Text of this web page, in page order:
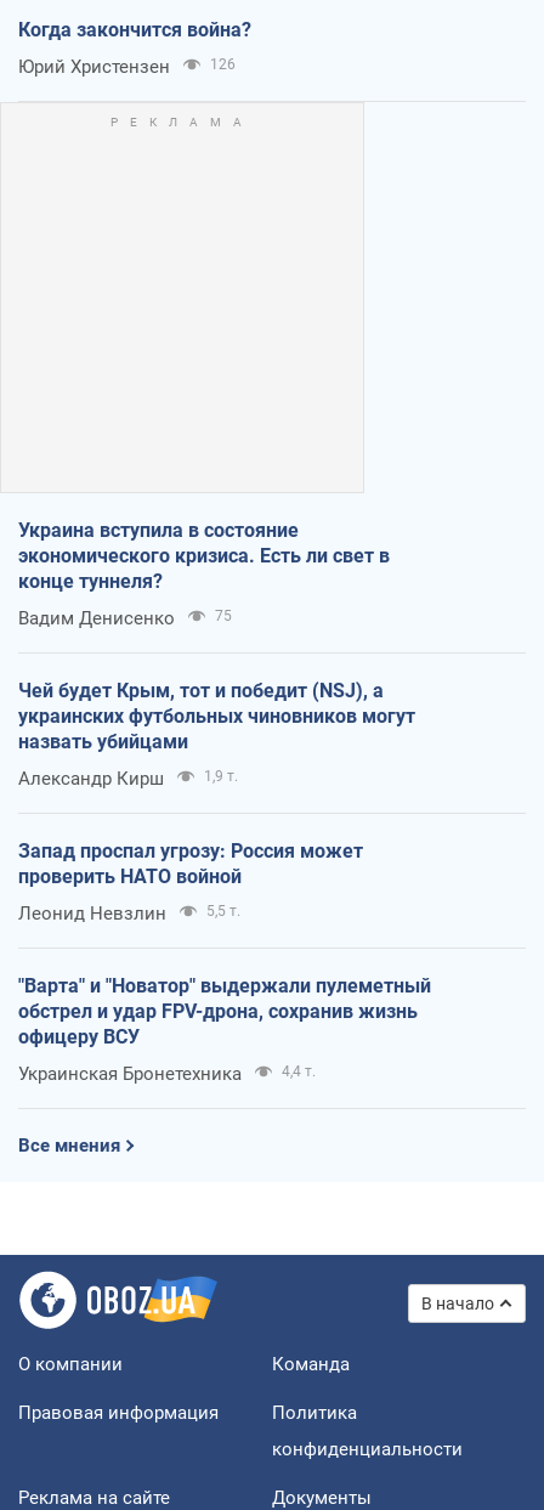
Когда закончится война?
Юрий Христензен 126
Украина вступила в состояние
экономического кризиса. Есть ли свет в
конце туннеля?
Вадим Денисенко 75
Чей будет Крым, тот и победит (NSJ), а
украинских футбольных чиновников могут
назвать убийцами
Александр Кирш 1,9 т.
Запад проспал угрозу: Россия может
проверить НАТО войной
Леонид Невзлин 5,5 т.
"Варта" и "Новатор" выдержали пулеметный
обстрел и удар FPV-дрона, сохранив жизнь
офицеру ВСУ
Украинская Бронетехника 4,4 т.
Все мнения
В начало
О компании Команда
Правовая информация
Политика
конфиденциальности
Реклама на сайте Документы